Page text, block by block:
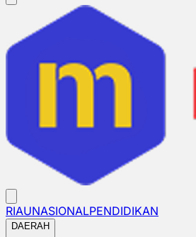
RIAUNASIONALPENDIDIKAN
DAERAH